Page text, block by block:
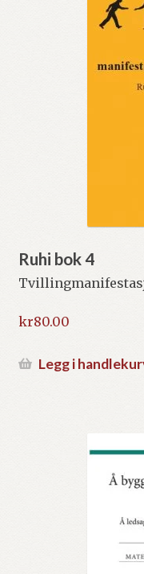
Ruhi bok 4
kr80.00
Legg i